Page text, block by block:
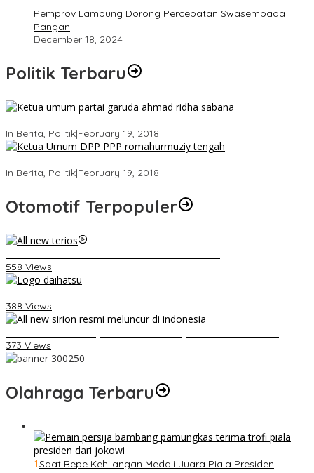
Pemprov Lampung Dorong Percepatan Swasembada
Pangan
December 18, 2024
Politik Terbaru
In Berita, Politik|February 19, 2018
In Berita, Politik|February 19, 2018
Otomotif Terpopuler
558 Views
388 Views
373 Views
Olahraga Terbaru
1Saat Bepe Kehilangan Medali Juara Piala Presiden